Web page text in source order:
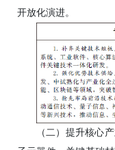
开放化演进。
（二）提升核心